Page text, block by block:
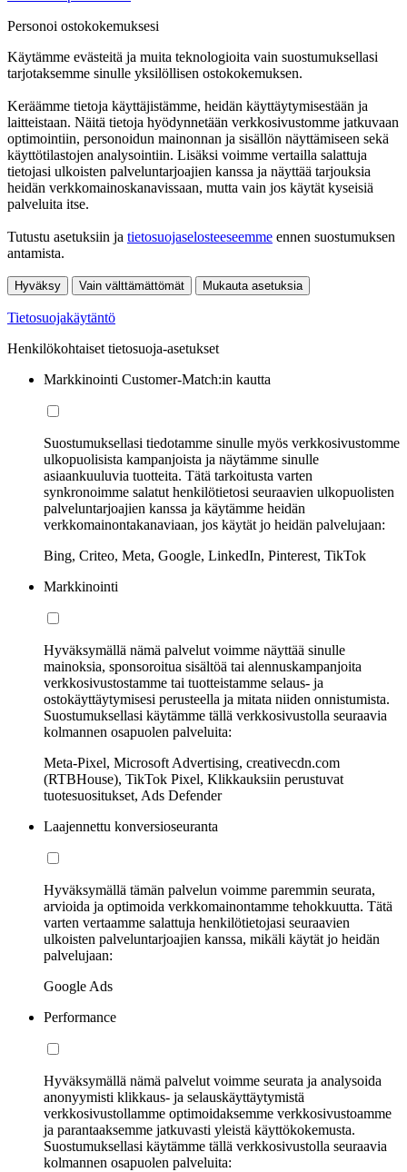
Personoi ostokokemuksesi
Käytämme evästeitä ja muita teknologioita vain suostumuksellasi
tarjotaksemme sinulle yksilöllisen ostokokemuksen.
Keräämme tietoja käyttäjistämme, heidän käyttäytymisestään ja
laitteistaan. Näitä tietoja hyödynnetään verkkosivustomme jatkuvaan
optimointiin, personoidun mainonnan ja sisällön näyttämiseen sekä
käyttötilastojen analysointiin. Lisäksi voimme vertailla salattuja
tietojasi ulkoisten palveluntarjoajien kanssa ja näyttää tarjouksia
heidän verkkomainoskanavissaan, mutta vain jos käytät kyseisiä
palveluita itse.
Tutustu asetuksiin ja tietosuojaselosteeseemme ennen suostumuksen
antamista.
Hyväksy Vain välttämättömät Mukauta asetuksia
Tietosuojakäytäntö
Henkilökohtaiset tietosuoja-asetukset
Markkinointi Customer-Match:in kautta
Suostumuksellasi tiedotamme sinulle myös verkkosivustomme
ulkopuolisista kampanjoista ja näytämme sinulle
asiaankuuluvia tuotteita. Tätä tarkoitusta varten
synkronoimme salatut henkilötietosi seuraavien ulkopuolisten
palveluntarjoajien kanssa ja käytämme heidän
verkkomainontakanaviaan, jos käytät jo heidän palvelujaan:
Bing, Criteo, Meta, Google, LinkedIn, Pinterest, TikTok
Markkinointi
Hyväksymällä nämä palvelut voimme näyttää sinulle
mainoksia, sponsoroitua sisältöä tai alennuskampanjoita
verkkosivustostamme tai tuotteistamme selaus- ja
ostokäyttäytymisesi perusteella ja mitata niiden onnistumista.
Suostumuksellasi käytämme tällä verkkosivustolla seuraavia
kolmannen osapuolen palveluita:
Meta-Pixel, Microsoft Advertising, creativecdn.com
(RTBHouse), TikTok Pixel, Klikkauksiin perustuvat
tuotesuositukset, Ads Defender
Laajennettu konversioseuranta
Hyväksymällä tämän palvelun voimme paremmin seurata,
arvioida ja optimoida verkkomainontamme tehokkuutta. Tätä
varten vertaamme salattuja henkilötietojasi seuraavien
ulkoisten palveluntarjoajien kanssa, mikäli käytät jo heidän
palvelujaan:
Google Ads
Performance
Hyväksymällä nämä palvelut voimme seurata ja analysoida
anonyymisti klikkaus- ja selauskäyttäytymistä
verkkosivustollamme optimoidaksemme verkkosivustoamme
ja parantaaksemme jatkuvasti yleistä käyttökokemusta.
Suostumuksellasi käytämme tällä verkkosivustolla seuraavia
kolmannen osapuolen palveluita: